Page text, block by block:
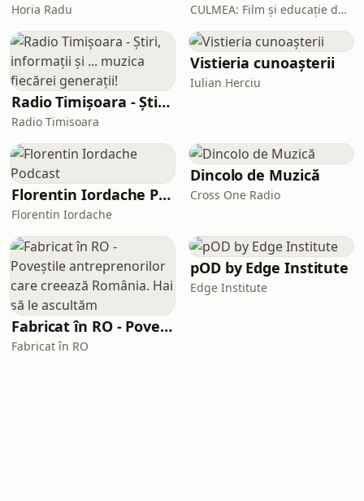
Horia Radu CULMEA: Film și educație de mediu
Radio Timișoara - Știri, informații și ... muzica fiecărei generații!
Radio Timisoara
Vistieria cunoașterii
Iulian Herciu
Florentin Iordache Podcast
Florentin Iordache
Dincolo de Muzică
Cross One Radio
Fabricat în RO - Poveștile antreprenorilor care creează România. Hai să le ascultăm
Fabricat în RO
pOD by Edge Institute
Edge Institute